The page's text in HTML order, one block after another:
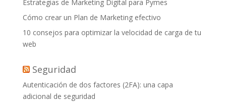
Estrategias de Marketing Digital para Pymes
Cómo crear un Plan de Marketing efectivo
10 consejos para optimizar la velocidad de carga de tu
web
Seguridad
Autenticación de dos factores (2FA): una capa
adicional de seguridad